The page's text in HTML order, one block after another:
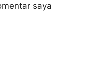
saya